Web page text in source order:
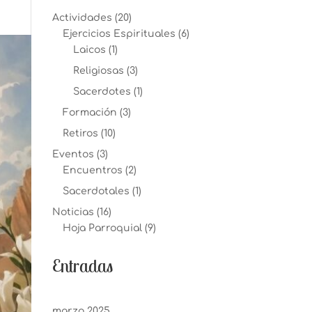
Actividades (20)
Ejercicios Espirituales (6)
Laicos (1)
Religiosas (3)
Sacerdotes (1)
Formación (3)
Retiros (10)
Eventos (3)
Encuentros (2)
Sacerdotales (1)
Noticias (16)
Hoja Parroquial(9)
Entradas